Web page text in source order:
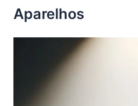
Aparelhos